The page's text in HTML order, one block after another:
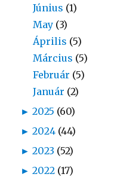
Június (1)
May (3)
Április (5)
Március (5)
Február (5)
Január (2)
► 2025 (60)
► 2024 (44)
► 2023 (52)
► 2022 (17)